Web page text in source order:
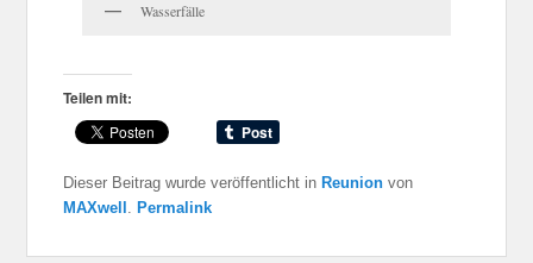
Wasserfälle
Teilen mit:
Dieser Beitrag wurde veröffentlicht inReunion von
MAXwell .Permalink